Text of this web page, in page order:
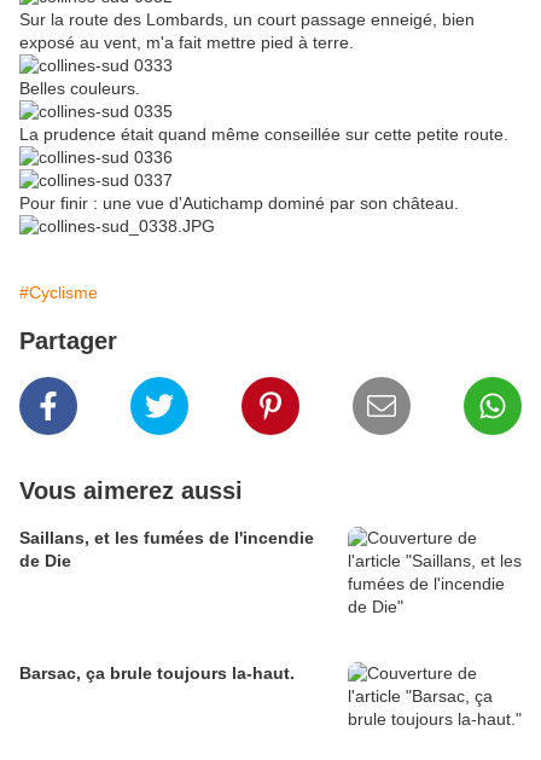
Sur la route des Lombards, un court passage enneigé, bien
exposé au vent, m'a fait mettre pied à terre.
Belles couleurs.
La prudence était quand même conseillée sur cette petite route.
Pour finir : une vue d'Autichamp dominé par son château.
#Cyclisme
Partager
Vous aimerez aussi
Saillans, et les fumées de l'incendie
de Die
Barsac, ça brule toujours la-haut.